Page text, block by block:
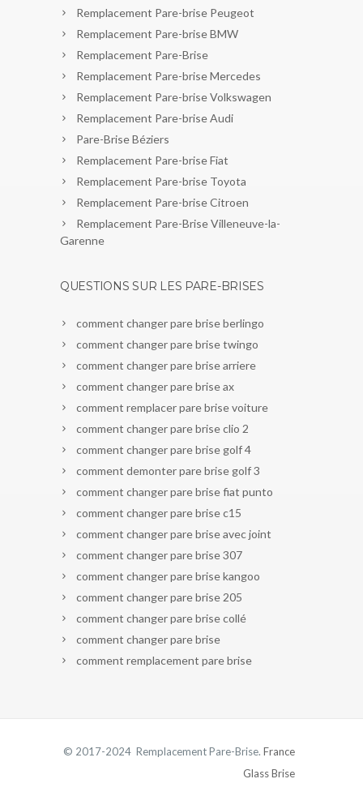
Remplacement Pare-brise Peugeot
Remplacement Pare-brise BMW
Remplacement Pare-Brise
Remplacement Pare-brise Mercedes
Remplacement Pare-brise Volkswagen
Remplacement Pare-brise Audi
Pare-Brise Béziers
Remplacement Pare-brise Fiat
Remplacement Pare-brise Toyota
Remplacement Pare-brise Citroen
Remplacement Pare-Brise Villeneuve-la-
Garenne
QUESTIONS SUR LES PARE-BRISES
comment changer pare brise berlingo
comment changer pare brise twingo
comment changer pare brise arriere
comment changer pare brise ax
comment remplacer pare brise voiture
comment changer pare brise clio 2
comment changer pare brise golf 4
comment demonter pare brise golf 3
comment changer pare brise fiat punto
comment changer pare brise c15
comment changer pare brise avec joint
comment changer pare brise 307
comment changer pare brise kangoo
comment changer pare brise 205
comment changer pare brise collé
comment changer pare brise
comment remplacement pare brise
© 2017-2024 Remplacement Pare-Brise. France
Glass Brise